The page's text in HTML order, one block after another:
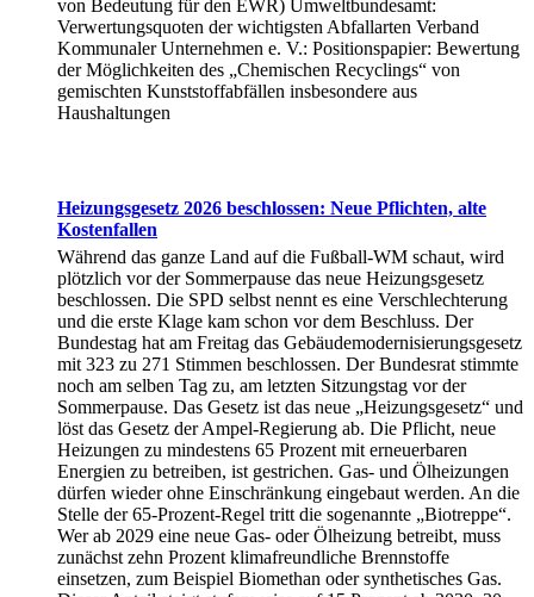
von Bedeutung für den EWR) Umweltbundesamt:
Verwertungsquoten der wichtigsten Abfallarten Verband
Kommunaler Unternehmen e. V.: Positionspapier: Bewertung
der Möglichkeiten des „Chemischen Recyclings“ von
gemischten Kunststoffabfällen insbesondere aus
Haushaltungen
Heizungsgesetz 2026 beschlossen: Neue Pflichten, alte
Kostenfallen
Während das ganze Land auf die Fußball-WM schaut, wird
plötzlich vor der Sommerpause das neue Heizungsgesetz
beschlossen. Die SPD selbst nennt es eine Verschlechterung
und die erste Klage kam schon vor dem Beschluss. Der
Bundestag hat am Freitag das Gebäudemodernisierungsgesetz
mit 323 zu 271 Stimmen beschlossen. Der Bundesrat stimmte
noch am selben Tag zu, am letzten Sitzungstag vor der
Sommerpause. Das Gesetz ist das neue „Heizungsgesetz“ und
löst das Gesetz der Ampel-Regierung ab. Die Pflicht, neue
Heizungen zu mindestens 65 Prozent mit erneuerbaren
Energien zu betreiben, ist gestrichen. Gas- und Ölheizungen
dürfen wieder ohne Einschränkung eingebaut werden. An die
Stelle der 65-Prozent-Regel tritt die sogenannte „Biotreppe“.
Wer ab 2029 eine neue Gas- oder Ölheizung betreibt, muss
zunächst zehn Prozent klimafreundliche Brennstoffe
einsetzen, zum Beispiel Biomethan oder synthetisches Gas.